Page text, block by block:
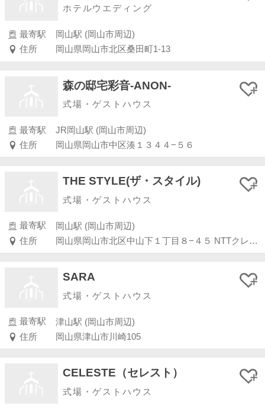
ホテルウエディング
最寄駅
岡山駅 (岡山市周辺)
住所
岡山県岡山市北区桑田町1-13
森の邸宅彩音-ANON-
式場・ゲストハウス
最寄駅
JR岡山駅 (岡山市周辺)
住所
岡山県岡山市中区湊１３４４−５６
THE STYLE(ザ・スタイル)
式場・ゲストハウス
最寄駅
岡山駅 (岡山市周辺)
住所
岡山県岡山市北区中山下１丁目８−４５ NTTクレド岡山 20階・21階
SARA
式場・ゲストハウス
最寄駅
津山駅 (岡山市周辺)
住所
岡山県津山市川崎105
CELESTE（セレスト）
式場・ゲストハウス